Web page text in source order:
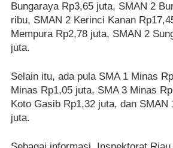
Bungaraya Rp3,65 juta, SMAN 2
ribu, SMAN 2 Kerinci Kanan
Mempura Rp2,78 juta, SMAN 2
juta.
Selain itu, ada pula SMA 1 Minas
Minas Rp1,05 juta, SMA 3 Minas
Koto Gasib Rp1,32 juta, dan SMAN
juta.